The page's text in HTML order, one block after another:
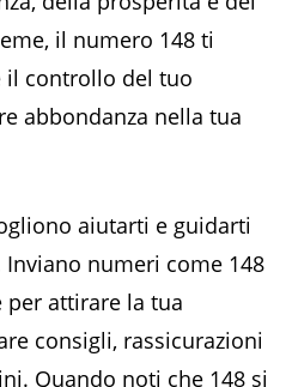
il numero 148 ti
il controllo del tuo
abbondanza nella tua
aiutarti e guidarti
numeri come 148
attirare la tua
consigli, rassicurazioni
Quando noti che 148 si